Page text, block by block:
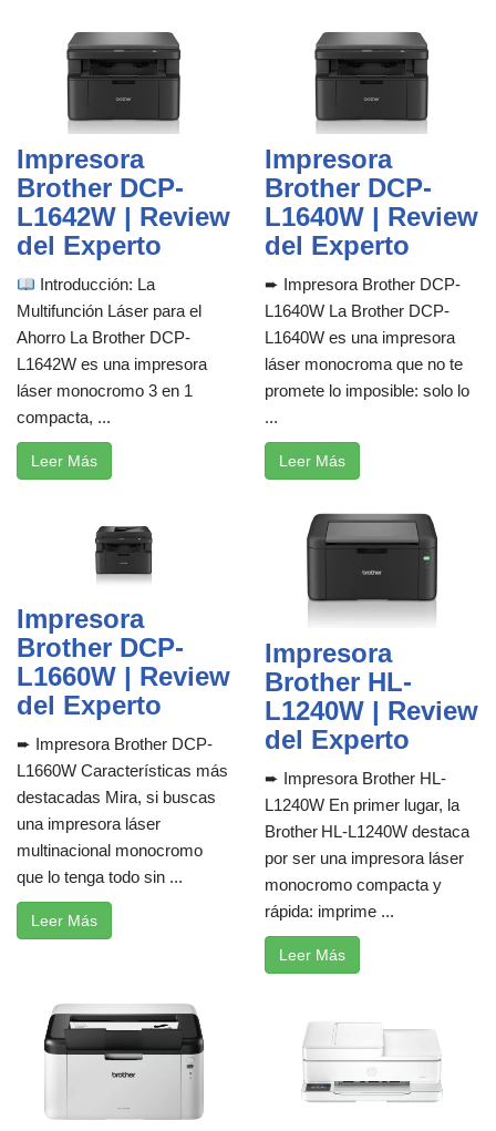
Impresora
Brother DCP-
L1642W | Review
del Experto
Introducción: La
Multifunción Láser para el
Ahorro La Brother DCP-
L1642W es una impresora
láser monocromo 3 en 1
compacta, ...
Leer Más
Impresora
Brother DCP-
L1640W | Review
del Experto
➨ Impresora Brother DCP-
L1640W La Brother DCP-
L1640W es una impresora
láser monocroma que no te
promete lo imposible: solo lo
...
Leer Más
Impresora
Brother DCP-
L1660W | Review
del Experto
➨ Impresora Brother DCP-
L1660W Características más
destacadas Mira, si buscas
una impresora láser
multinacional monocromo
que lo tenga todo sin ...
Leer Más
Impresora
Brother HL-
L1240W | Review
del Experto
➨ Impresora Brother HL-
L1240W En primer lugar, la
Brother HL‑L1240W destaca
por ser una impresora láser
monocromo compacta y
rápida: imprime ...
Leer Más